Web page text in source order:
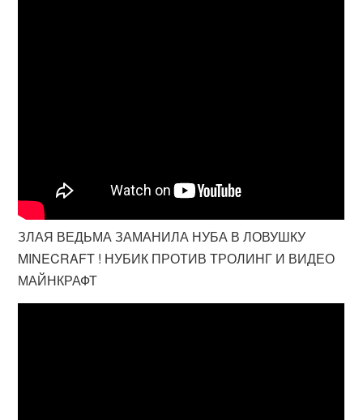
ЗЛАЯ ВЕДЬМА ЗАМАНИЛА НУБА В ЛОВУШКУ
MINECRAFT ! НУБИК ПРОТИВ ТРОЛИНГ И ВИДЕО
МАЙНКРАФТ